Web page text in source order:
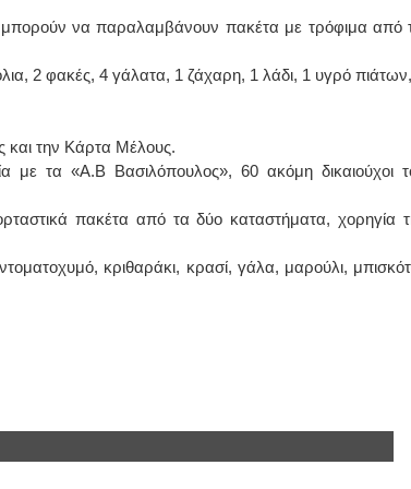
να παραλαμβάνουν πακέτα με τρόφιμα από
2 φακές, 4 γάλατα, 1 ζάχαρη, 1 λάδι, 1 υγρό
και την Κάρτα Μέλους.
με τα «Α.Β Βασιλόπουλος», 60 ακόμη δικαιούχοι
πακέτα από τα δύο καταστήματα, χορηγία
κριθαράκι, κρασί, γάλα, μαρούλι,
ΧΕΙΡΟΥΡΓΟΣ
Καβέτσου 10, Μυτιλήνη, τηλ:
Έλενα Μπούμπα